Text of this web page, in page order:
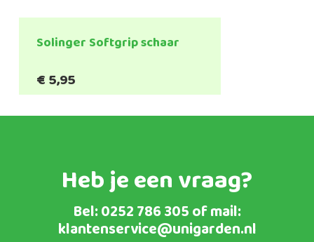
Solinger Softgrip schaar
€5,95
Heb je een vraag?
Bel:0252 786 305of mail:
klantenservice@unigarden.nl